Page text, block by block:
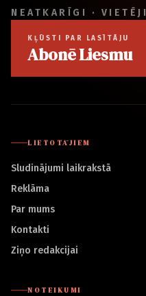
NEATKARĪGI · VIETĒJI
KĻŪSTI PAR LASĪTĀJU
Abonē Liesmu
LIETOTĀJIEM
Sludinājumi laikrakstā
Reklāma
Par mums
Kontakti
Ziņo redakcijai
NOTEIKUMI